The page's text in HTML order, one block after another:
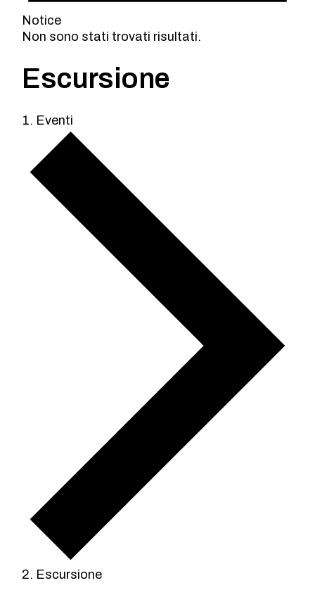
Notice
Non sono stati trovati risultati.
Escursione
Eventi
Escursione